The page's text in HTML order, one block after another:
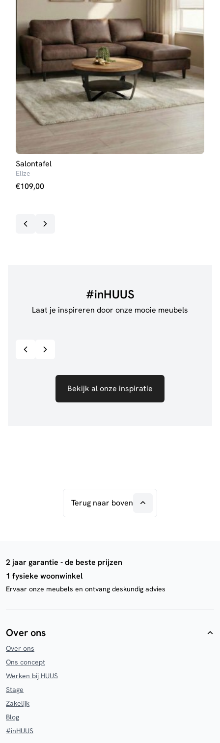
Salontafel
Elize
€109,00
#inHUUS
Laat je inspireren door onze mooie meubels
Bekijk al onze inspiratie
Terug naar boven
2 jaar garantie - de beste prijzen
1 fysieke woonwinkel
Ervaar onze meubels en ontvang deskundig advies
Over ons
Over ons
Ons concept
Werken bij HUUS
Stage
Zakelijk
Blog
#inHUUS